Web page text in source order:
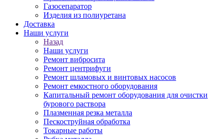
Газосепаратор
Изделия из полиуретана
Доставка
Наши услуги
Назад
Наши услуги
Ремонт вибросита
Ремонт центрифуги
Ремонт шламовых и винтовых насосов
Ремонт емкостного оборудования
Капитальный ремонт оборудования для очистки
бурового раствора
Плазменная резка металла
Пескоструйная обработка
Токарные работы